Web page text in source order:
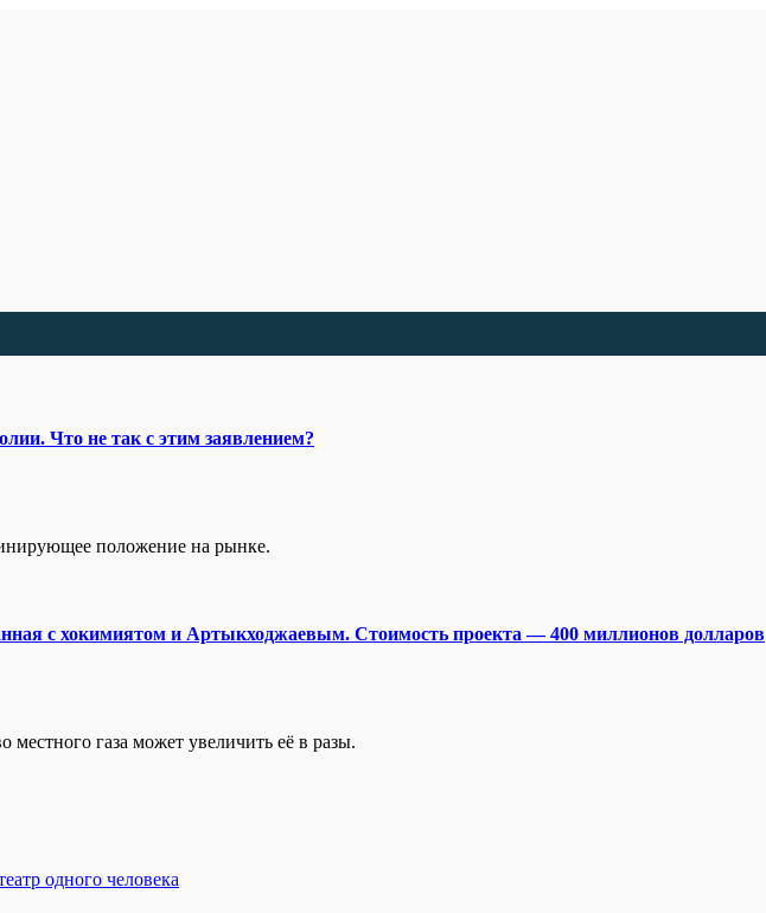
Что не так с этим заявлением?
положение на рынке.
с хокимиятом и Артыкходжаевым. Стоимость проекта — 400 миллионов долларов
газа может увеличить её в разы.